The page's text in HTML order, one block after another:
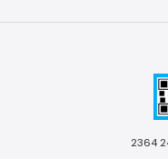
2364